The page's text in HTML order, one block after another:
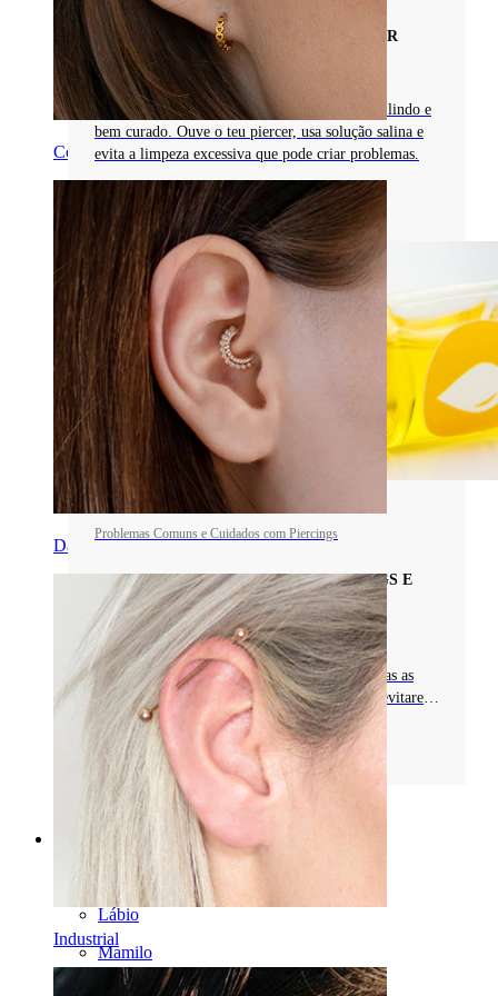
Conch
Daith
Industrial
GUIA PARA CUIDAR, MANTER E EVITAR
PROBLEMAS EM PIERCINGS
Com os cuidados certos podes ter um piercing lindo e
bem curado. Ouve o teu piercer, usa solução salina e
evita a limpeza excessiva que pode criar problemas.
Classificação
Problemas Comuns e Cuidados com Piercings
PROBLEMAS COMUNS COM PIERCINGS E
CUIDADOS
Apresentamos os problemas mais comuns dos
piercings: inchaço, infeções e alergias. Espreitas as
dicas para manteres o teu piercing saudável e evitares
problemas.
Classificação
Categorias
Umbigo
Lábio
Mamilo
Industrial